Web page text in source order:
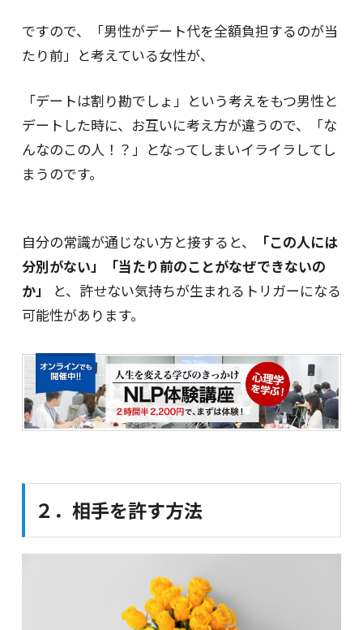
ですので、「男性がデート代を全額負担するのが当
たり前」と考えている女性が、
「デートは割り勘でしょ」という考えをもつ男性と
デートした時に、お互いに考え方が違うので、「な
んなのこの人！？」となってしまいイライラしてし
まうのです。
自分の常識が通じない方と接すると、
「この人には
分別がない」「当たり前のことがなぜできないの
か」
と、許せない気持ちが生まれるトリガーになる
可能性があります。
２．相手を許す方法